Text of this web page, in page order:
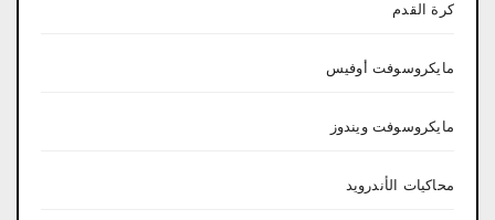
كرة القدم
مايكروسوفت أوفيس
مايكروسوفت ويندوز
محاكيات الأندرويد